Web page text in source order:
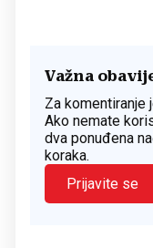
Važna
Za komentiranje
Ako nemate
dva ponuđena
koraka.
Prijavite se